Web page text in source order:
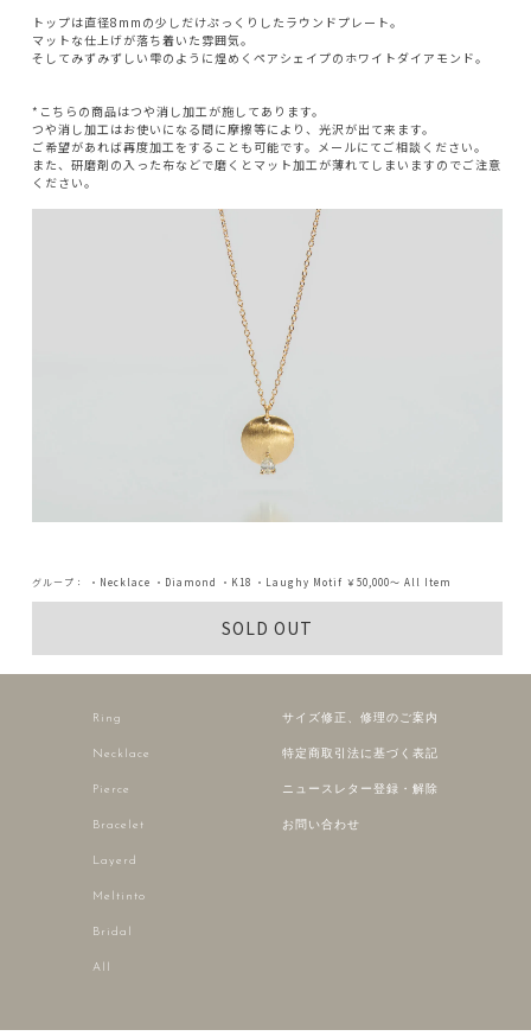
トップは直径8mmの少しだけぷっくりしたラウンドプレート。
マットな仕上げが落ち着いた雰囲気。
そしてみずみずしい雫のように煌めくペアシェイプのホワイトダイアモンド。
*こちらの商品はつや消し加工が施してあります。
つや消し加工はお使いになる間に摩擦等により、光沢が出て来ます。
ご希望があれば再度加工をすることも可能です。メールにてご相談ください。
また、研磨剤の入った布などで磨くとマット加工が薄れてしまいますのでご注意
ください。
グループ： ・Necklace ・Diamond ・K18 ・Laughy Motif ￥50,000～ All Item
SOLD OUT
Ring
Necklace
Pierce
Bracelet
Layerd
Meltinto
Bridal
All
サイズ修正、修理のご案内
特定商取引法に基づく表記
ニュースレター登録・解除
お問い合わせ